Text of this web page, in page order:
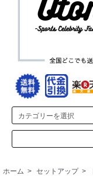
ホーム > セットアップ >